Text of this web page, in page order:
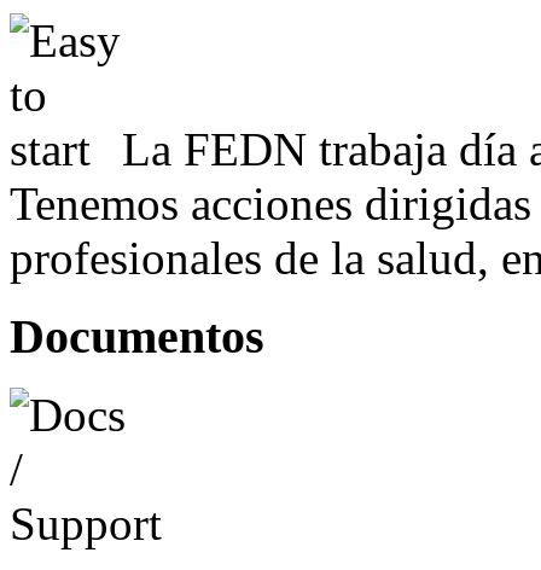
La FEDN trabaja día
Tenemos acciones
profesionales de la salud,
Documentos